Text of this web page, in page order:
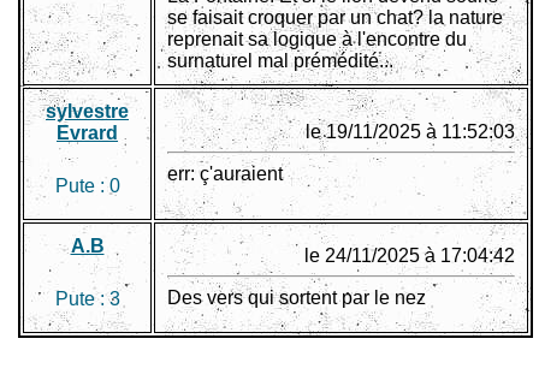
se faisait croquer par un chat? la nature
reprenait sa logique à l'encontre du
surnaturel mal prémédité...
sylvestre
Evrard
Pute : 0
le 19/11/2025 à 11:52:03
err: ç'auraient
A.B
Pute :3
le 24/11/2025 à 17:04:42
Des vers qui sortent par le nez